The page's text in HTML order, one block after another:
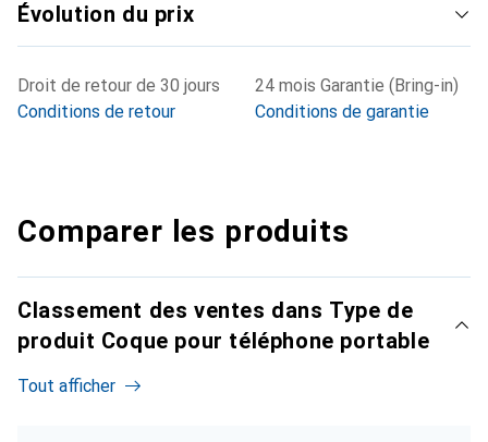
Évolution du prix
Droit de retour de 30 jours
Conditions de retour
24 mois Garantie (Bring-in)
Conditions de garantie
Comparer les produits
Classement des ventes dans Type de
produit Coque pour téléphone portable
Tout afficher